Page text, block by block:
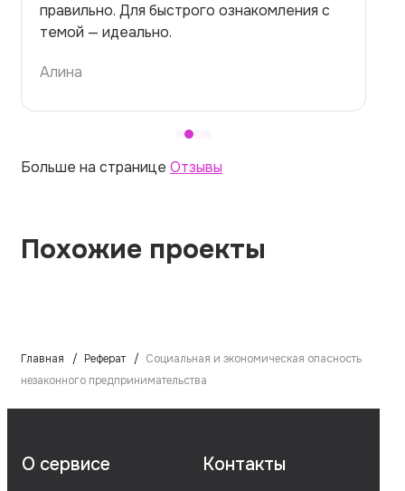
правильно. Для быстрого ознакомления с
темой — идеально.
Алина
Больше на странице Отзывы
Похожие проекты
Главная Реферат
Социальная и экономическая опасность
незаконного предпринимательства
О сервисе Контакты